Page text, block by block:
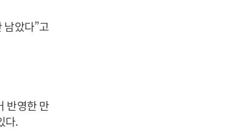
남았다”고
반영한 만
다.